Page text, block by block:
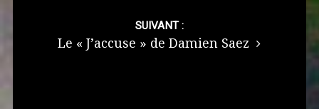
SUIVANT :
Le « J’accuse » de Damien Saez